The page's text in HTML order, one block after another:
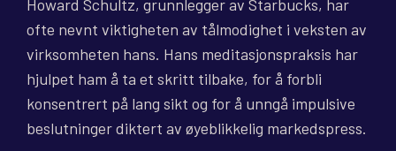
Howard Schultz, grunnlegger av Starbucks, har
ofte nevnt viktigheten av tålmodighet i veksten av
virksomheten hans. Hans meditasjonspraksis har
hjulpet ham å ta et skritt tilbake, for å forbli
konsentrert på lang sikt og for å unngå impulsive
beslutninger diktert av øyeblikkelig markedspress.